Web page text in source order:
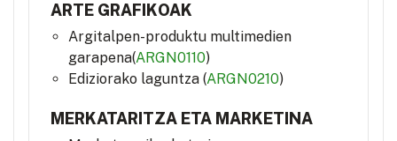
ARTE GRAFIKOAK
Argitalpen-produktu multimedien
garapena(ARGN0110)
Ediziorako laguntza (ARGN0210)
MERKATARITZA ETA MARKETINA